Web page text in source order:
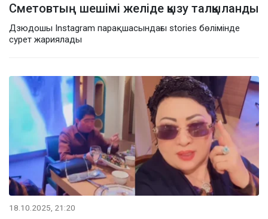
Сметовтың шешімі желіде қызу талқыланды
Дзюдошы Instagram парақшасындағы stories бөлімінде
сурет жариялады
18.10.2025, 21:20